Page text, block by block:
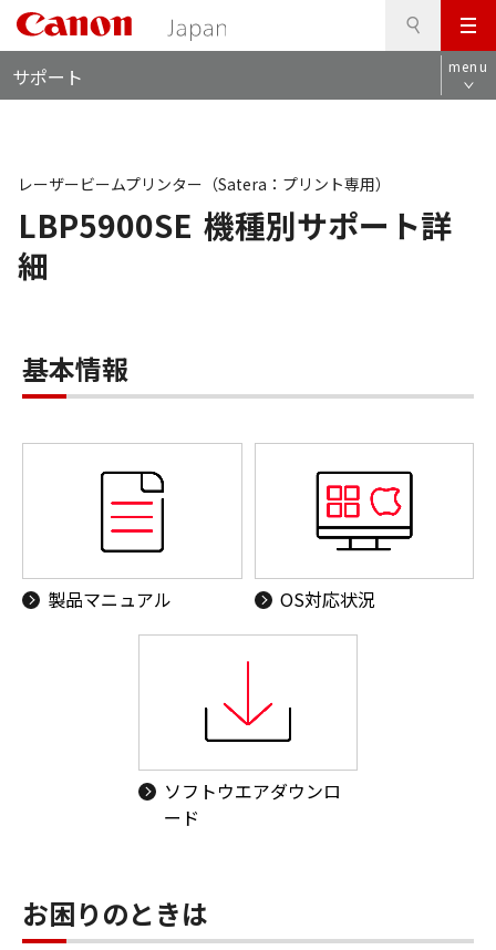
メ
ニ
ュ
サポート menu
LBP5900SE 機種別サポート詳
細
レーザービームプリンター（Satera：プリント専用）
基本情報
製品マニュアル OS対応状況
ソフトウエアダウンロ
ード
お困りのときは